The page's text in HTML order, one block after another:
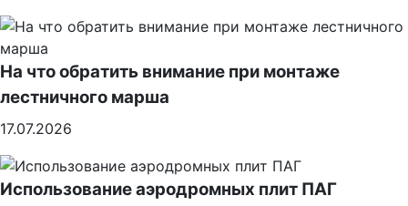
На что обратить внимание при монтаже
лестничного марша
17.07.2026
Использование аэродромных плит ПАГ